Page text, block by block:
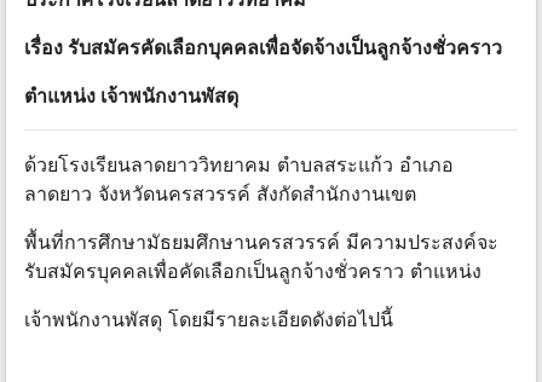
เรื่อง รับสมัครคัดเลือกบุคคลเพื่อจัดจ้างเป็นลูกจ้างชั่วคราว
ตําแหน่ง เจ้าพนักงานพัสดุ
ด้วยโรงเรียนลาดยาววิทยาคม ตําบลสระแก้ว อําเภอ
ลาดยาว จังหวัดนครสวรรค์ สังกัดสํานักงานเขต
พื้นที่การศึกษามัธยมศึกษานครสวรรค์ มีความประสงค์จะ
รับสมัครบุคคลเพื่อคัดเลือกเป็นลูกจ้างชั่วคราว ตําแหน่ง
เจ้าพนักงานพัสดุ โดยมีรายละเอียดดังต่อไปนี้